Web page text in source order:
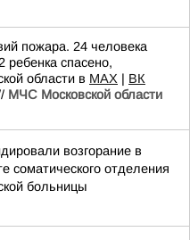
пожара. 24 человека
ребенка спасено,
области в MAX | ВК
МЧС Московской области
возгорание в
соматического отделения
больницы